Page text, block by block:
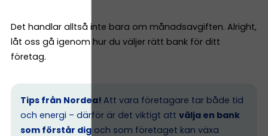
Det handlar alltså inte bara om månadsavgiften. Alright,
låt oss gå igenom hur du väljer rätt bank för ditt
företag.
Tips från Nordea! Att vara företagare tar både tid
och energi – därför är det viktigt att välja en bank
som förstår dig och som företaget kan växa